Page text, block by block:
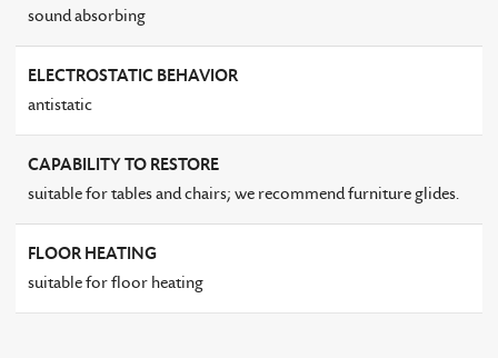
sound absorbing
ELECTROSTATIC BEHAVIOR
antistatic
CAPABILITY TO RESTORE
suitable for tables and chairs; we recommend furniture glides.
FLOOR HEATING
suitable for floor heating